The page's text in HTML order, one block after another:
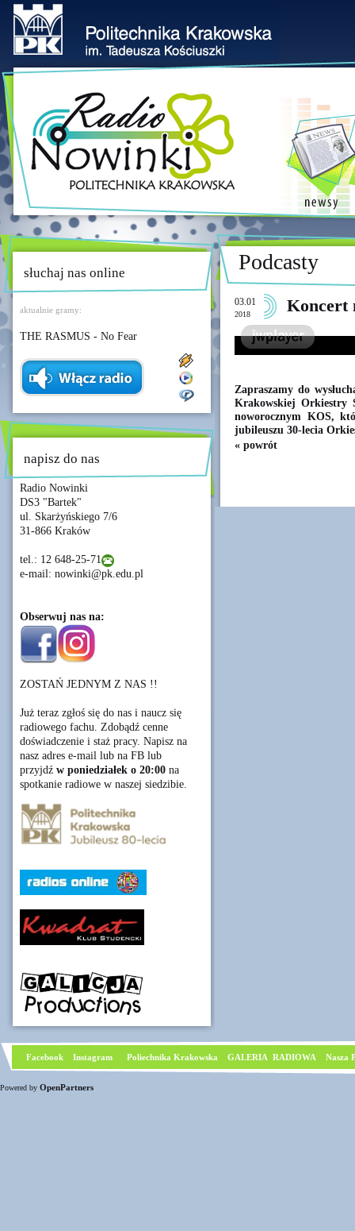
słuchaj nas online
aktualnie gramy:
THE RASMUS - No Fear
napisz do nas
Radio Nowinki
DS3 "Bartek"
ul. Skarżyńskiego 7/6
31-866 Kraków
tel.: 12 648-25-71
e-mail: nowinki@pk.edu.pl
Obserwuj nas na:
ZOSTAŃ JEDNYM Z NAS !!
Już teraz zgłoś się do nas i naucz się
radiowego fachu. Zdobądź cenne
doświadczenie i staż pracy. Napisz na
nasz adres e-mail lub na FB lub
przyjdź w poniedziałek o 20:00 na
spotkanie radiowe w naszej siedzibie.
Podcasty
03.01
2018 Koncert
Zapraszamy do
Krakowskiej Orkiestry
noworocznym KOS,
jubileuszu 30-lecia
« powrót
Facebook Instagram Poliechnika Krakowska GALERIA RADIOWA Nasza
Powered by OpenPartners